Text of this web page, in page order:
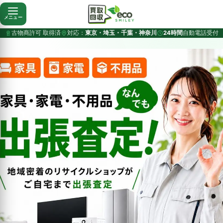
メニュー
古物商許可 取得済 対応： 東京・埼玉・千葉・神奈川 24時間自動電話受付